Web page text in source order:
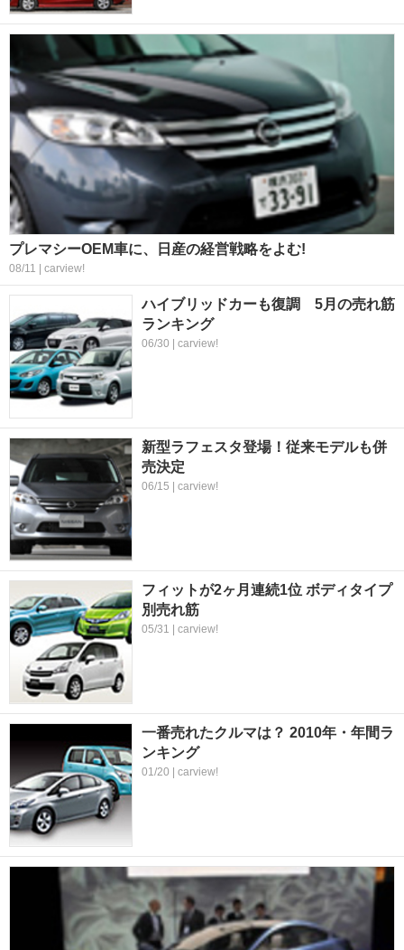
プレマシーOEM車に、日産の経営戦略をよむ!
08/11 | carview!
ハイブリッドカーも復調 5月の売れ筋
ランキング
06/30 | carview!
新型ラフェスタ登場！従来モデルも併
売決定
06/15 | carview!
フィットが2ヶ月連続1位 ボディタイプ
別売れ筋
05/31 | carview!
一番売れたクルマは？ 2010年・年間ラ
ンキング
01/20 | carview!